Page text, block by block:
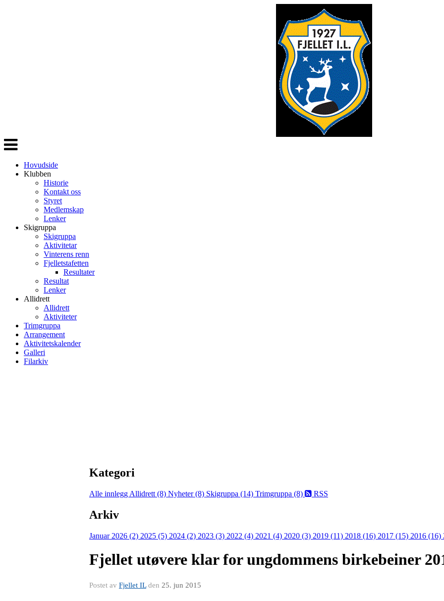
Veksle
navigasjon
Hovudside
Klubben
Historie
Kontakt oss
Styret
Medlemskap
Lenker
Skigruppa
Skigruppa
Aktivitetar
Vinterens renn
Fjelletstafetten
Resultater
Resultat
Lenker
Allidrett
Allidrett
Aktiviteter
Trimgruppa
Arrangement
Aktivitetskalender
Galleri
Filarkiv
Kategori
Alle innlegg Allidrett (8) Nyheter (8) Skigruppa (14) Trimgruppa (8) RSS
Arkiv
Januar 2026 (2) 2025 (5) 2024 (2) 2023 (3) 2022 (4) 2021 (4) 2020 (3) 2019 (11) 2018 (16) 2017 (15) 2016 (16)
Fjellet utøvere klar for ungdommens birkebeiner
Postet av Fjellet ILden 25. jun 2015